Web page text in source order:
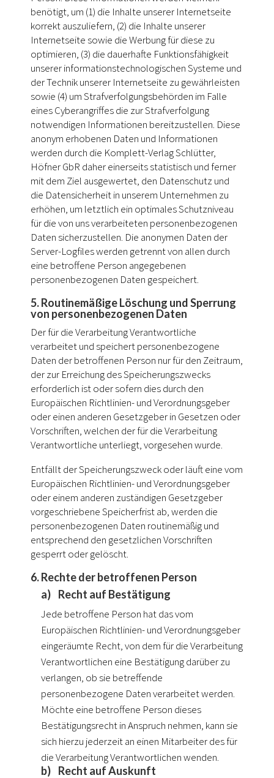
benötigt, um (1) die Inhalte unserer Internetseite
korrekt auszuliefern, (2) die Inhalte unserer
Internetseite sowie die Werbung für diese zu
optimieren, (3) die dauerhafte Funktionsfähigkeit
unserer informationstechnologischen Systeme und
der Technik unserer Internetseite zu gewährleisten
sowie (4) um Strafverfolgungsbehörden im Falle
eines Cyberangriffes die zur Strafverfolgung
notwendigen Informationen bereitzustellen. Diese
anonym erhobenen Daten und Informationen
werden durch die Komplett-Verlag Schlütter,
Höfner GbR daher einerseits statistisch und ferner
mit dem Ziel ausgewertet, den Datenschutz und
die Datensicherheit in unserem Unternehmen zu
erhöhen, um letztlich ein optimales Schutzniveau
für die von uns verarbeiteten personenbezogenen
Daten sicherzustellen. Die anonymen Daten der
Server-Logfiles werden getrennt von allen durch
eine betroffene Person angegebenen
personenbezogenen Daten gespeichert.
5. Routinemäßige Löschung und Sperrung
von personenbezogenen Daten
Der für die Verarbeitung Verantwortliche
verarbeitet und speichert personenbezogene
Daten der betroffenen Person nur für den Zeitraum,
der zur Erreichung des Speicherungszwecks
erforderlich ist oder sofern dies durch den
Europäischen Richtlinien- und Verordnungsgeber
oder einen anderen Gesetzgeber in Gesetzen oder
Vorschriften, welchen der für die Verarbeitung
Verantwortliche unterliegt, vorgesehen wurde.
Entfällt der Speicherungszweck oder läuft eine vom
Europäischen Richtlinien- und Verordnungsgeber
oder einem anderen zuständigen Gesetzgeber
vorgeschriebene Speicherfrist ab, werden die
personenbezogenen Daten routinemäßig und
entsprechend den gesetzlichen Vorschriften
gesperrt oder gelöscht.
6. Rechte der betroffenen Person
a) Recht auf Bestätigung
Jede betroffene Person hat das vom
Europäischen Richtlinien- und Verordnungsgeber
eingeräumte Recht, von dem für die Verarbeitung
Verantwortlichen eine Bestätigung darüber zu
verlangen, ob sie betreffende
personenbezogene Daten verarbeitet werden.
Möchte eine betroffene Person dieses
Bestätigungsrecht in Anspruch nehmen, kann sie
sich hierzu jederzeit an einen Mitarbeiter des für
die Verarbeitung Verantwortlichen wenden.
b) Recht auf Auskunft